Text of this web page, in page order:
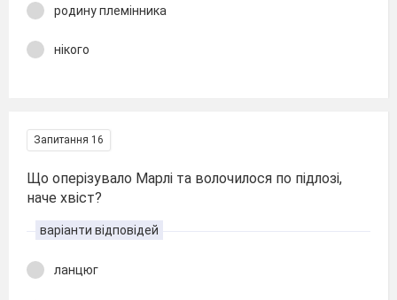
родину племінника
нікого
Запитання 16
Що оперізувало Марлі та волочилося по підлозі,
наче хвіст?
варіанти відповідей
ланцюг